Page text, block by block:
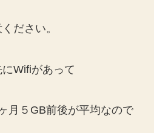
ださい。
Wifiがあって
月５GB前後が平均なので